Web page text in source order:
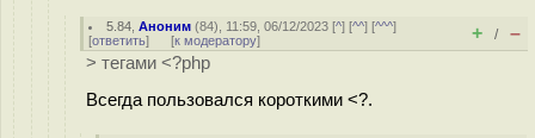
5.84 ,Аноним (84), 11:59, 06/12/2023 [^] [^^] [^^^]
[ответить] [к модератору] + / –
> тегами <?php
Всегда пользовался короткими <?.